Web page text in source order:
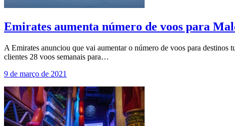
Emirates aumenta número de voos para
A Emirates anunciou que vai aumentar o número de voos para destinos
clientes 28 voos semanais para…
9 de março de 2021